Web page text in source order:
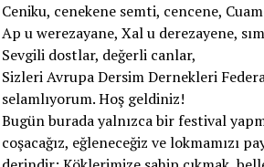
Ceniku, cenekene semti, cencene,
Ap u werezayane, Xal u derezayene,
Sevgili dostlar, değerli canlar,
Sizleri Avrupa Dersim Dernekleri
selamlıyorum. Hoş geldiniz!
Bugün burada yalnızca bir festival
coşacağız, eğleneceğiz ve lokmamızı